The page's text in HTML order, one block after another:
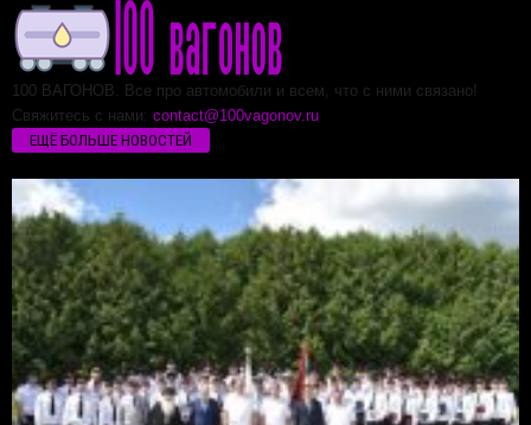
100 ВАГОНОВ. Все про автомобили и всем, что с ними связано!
Свяжитесь с нами: contact@100vagonov.ru
ЕЩЁ БОЛЬШЕ НОВОСТЕЙ